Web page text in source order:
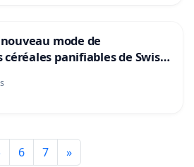
mode de
panifiables de Swiss
teneur en protéines
6 7 »